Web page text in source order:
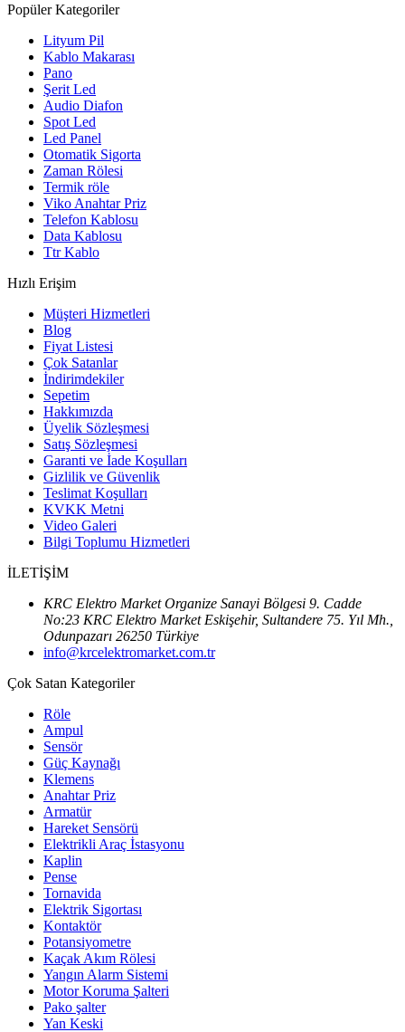
Popüler Kategoriler
Lityum Pil
Kablo Makarası
Pano
Şerit Led
Audio Diafon
Spot Led
Led Panel
Otomatik Sigorta
Zaman Rölesi
Termik röle
Viko Anahtar Priz
Telefon Kablosu
Data Kablosu
Ttr Kablo
Hızlı Erişim
Müşteri Hizmetleri
Blog
Fiyat Listesi
Çok Satanlar
İndirimdekiler
Sepetim
Hakkımızda
Üyelik Sözleşmesi
Satış Sözleşmesi
Garanti ve İade Koşulları
Gizlilik ve Güvenlik
Teslimat Koşulları
KVKK Metni
Video Galeri
Bilgi Toplumu Hizmetleri
İLETİŞİM
KRC Elektro Market Organize Sanayi Bölgesi 9. Cadde
No:23 KRC Elektro Market Eskişehir, Sultandere 75. Yıl Mh.,
Odunpazarı 26250 Türkiye
info@krcelektromarket.com.tr
Çok Satan Kategoriler
Röle
Ampul
Sensör
Güç Kaynağı
Klemens
Anahtar Priz
Armatür
Hareket Sensörü
Elektrikli Araç İstasyonu
Kaplin
Pense
Tornavida
Elektrik Sigortası
Kontaktör
Potansiyometre
Kaçak Akım Rölesi
Yangın Alarm Sistemi
Motor Koruma Şalteri
Pako şalter
Yan Keski